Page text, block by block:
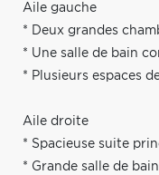
Aile gauche
* Deux grandes
* Une salle de bain
* Plusieurs espaces
Aile droite
* Spacieuse suite
* Grande salle de